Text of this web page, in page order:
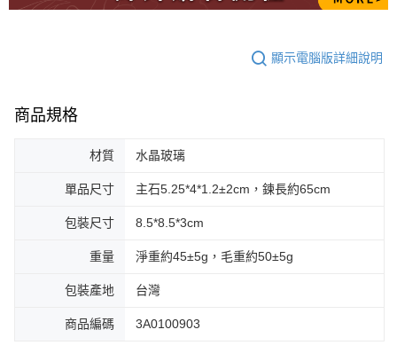
顯示電腦版詳細說明
商品規格
材質 水晶玻璃
單品尺寸 主石5.25*4*1.2±2cm，鍊長約65cm
包裝尺寸 8.5*8.5*3cm
重量 淨重約45±5g，毛重約50±5g
包裝產地 台灣
商品編碼 3A0100903